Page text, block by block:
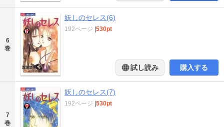
6
巻
妖しのセレス(6)
192ページ |530pt
試し読み 購入する
7
巻
妖しのセレス(7)
192ページ |530pt